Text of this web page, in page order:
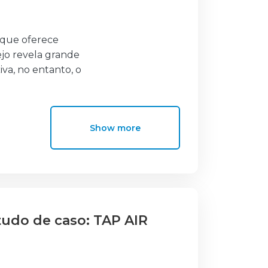
oferece
revela grande
no entanto, o
Municipal de
turístico
o seu trabalho
Show more
de caso: TAP AIR